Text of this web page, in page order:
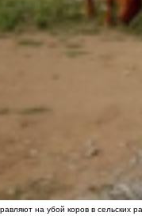
на убой коров в сельских